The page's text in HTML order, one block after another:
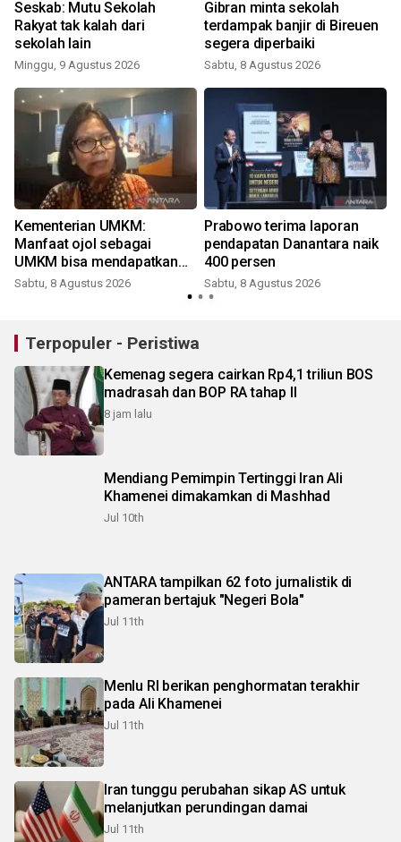
Seskab: Mutu Sekolah
Rakyat tak kalah dari
sekolah lain
Minggu, 9 Agustus 2026
Gibran minta sekolah
terdampak banjir di Bireuen
segera diperbaiki
Sabtu, 8 Agustus 2026
Kementerian UMKM:
Manfaat ojol sebagai
UMKM bisa mendapatkan
KUR
Sabtu, 8 Agustus 2026
Prabowo terima laporan
pendapatan Danantara naik
400 persen
Sabtu, 8 Agustus 2026
Terpopuler - Peristiwa
Kemenag segera cairkan Rp4,1 triliun BOS
madrasah dan BOP RA tahap II
8 jam lalu
Mendiang Pemimpin Tertinggi Iran Ali
Khamenei dimakamkan di Mashhad
Jul 10th
ANTARA tampilkan 62 foto jurnalistik di
pameran bertajuk "Negeri Bola"
Jul 11th
Menlu RI berikan penghormatan terakhir
pada Ali Khamenei
Jul 11th
Iran tunggu perubahan sikap AS untuk
melanjutkan perundingan damai
Jul 11th